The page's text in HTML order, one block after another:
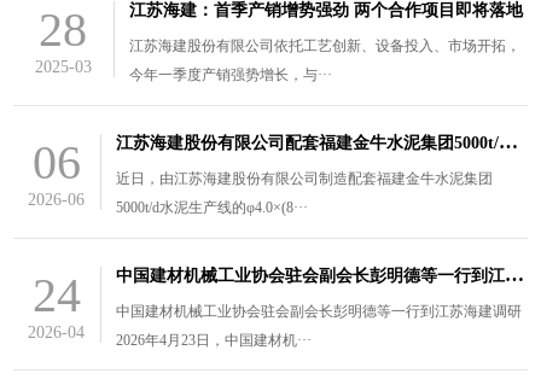
28
2025-03
江苏海建：首季产销增势强劲 两个合作项目即将落地
江苏海建股份有限公司依托工艺创新、设备投入、市场开拓，
今年一季度产销强势增长，与···
06
2026-06
江
苏海建股份有限公司配套福建金牛水泥集团5000t/d水泥生产线的￠4.0×（8.5+3）m风扫煤磨装车发货
近日，由江苏海建股份有限公司制造配套福建金牛水泥集团
5000t/d水泥生产线的φ4.0×(8···
24
2026-04
中
国建材机械工业协会驻会副会长彭明德等一行到江苏海建调研
中国建材机械工业协会驻会副会长彭明德等一行到江苏海建调研
2026年4月23日，中国建材机···